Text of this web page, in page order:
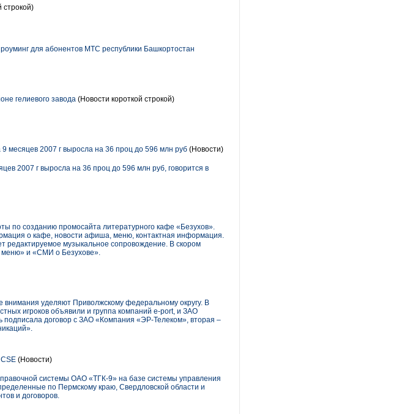
строкой)
для абонентов МТС республики Башкортостан
гелиевого завода (Новости короткой строкой)
месяцев 2007 г выросла на 36 проц до 596 млн руб (Новости)
2007 г выросла на 36 проц до 596 млн руб, говорится в
по созданию промосайта литературного кафе «Безухов».
о кафе, новости афиша, меню, контактная информация.
редактируемое музыкальное сопровождение. В скором
меню» и «СМИ о Безухове».
уделяют Приволжскому федеральному округу. В
игроков объявили и группа компаний e-port, и ЗАО
договор с ЗАО «Компания «ЭР-Телеком», вторая –
(Новости)
системы ОАО «ТГК-9» на базе системы управления
по Пермскому краю, Свердловской области и
и договоров.